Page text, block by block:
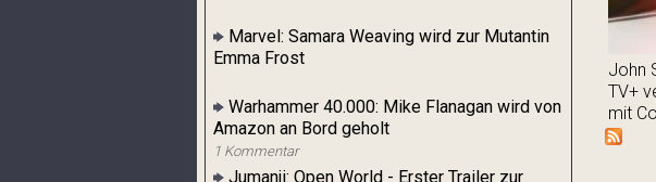
John
TV+
mit
Marvel: Samara Weaving wird zur Mutantin
Emma Frost
Warhammer 40.000: Mike Flanagan wird von
Amazon an Bord geholt
1 Kommentar
Jumanji: Open World - Erster Trailer zur